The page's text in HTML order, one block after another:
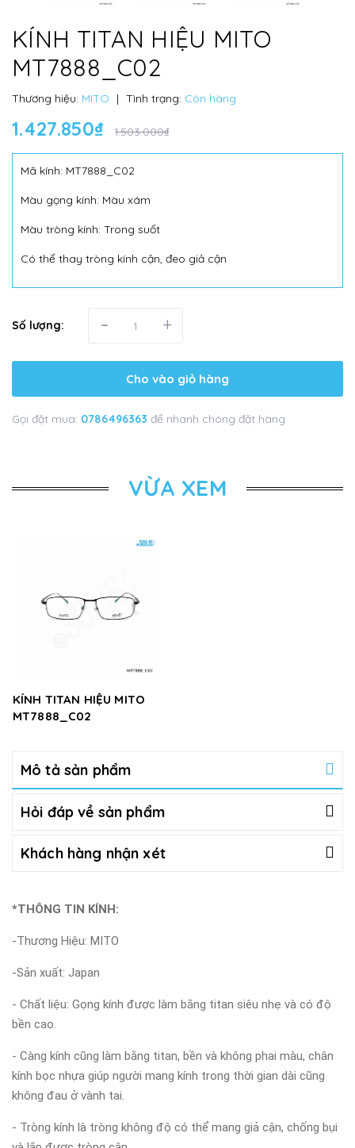
KÍNH TITAN HIỆU MITO
MT7888_C02
Thương hiệu: MITO | Tình trạng: Còn hàng
1.427.850₫ 1.503.000₫
Mã kính: MT7888_C02
Màu gọng kính: Màu xám
Màu tròng kính: Trong suốt
Có thể thay tròng kính cận, đeo giả cận
Số lượng: - +
Cho vào giỏ hàng
Gọi đặt mua: 0786496363 để nhanh chóng đặt hàng
VỪA XEM
KÍNH TITAN HIỆU MITO
MT7888_C02
Mô tả sản phẩm
Hỏi đáp về sản phẩm
Khách hàng nhận xét
*THÔNG TIN KÍNH:
-Thương Hiệu: MITO
-Sản xuất: Japan
- Chất liệu: Gọng kính được làm bằng titan siêu nhẹ và có độ
bền cao.
- Càng kính cũng làm bằng titan, bền và không phai màu, chân
kính bọc nhựa giúp người mang kính trong thời gian dài cũng
không đau ở vành tai.
- Tròng kính là tròng không độ có thể mang giả cận, chống bụi